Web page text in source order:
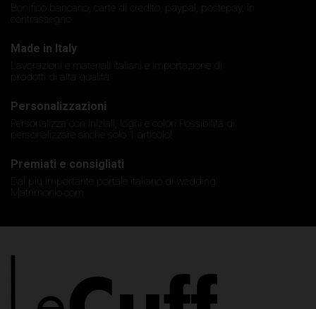
Bonifico bancario, carte di credito, paypal, postepay, in
contrassegno
Made in Italy
Lavorazioni e materiali italiani e importazione di
prodotti di alta qualità
Personalizzazioni
Personalizza con iniziali, loghi e colori Possibilità di
personalizzare anche solo 1 articolo!
Premiati e consigliati
Dal più importante portale italiano di wedding:
Matrimonio.com